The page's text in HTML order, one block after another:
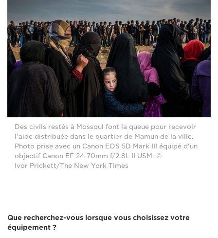
Des civils restés à Mossoul font la queue pour recevoir
l'aide distribuée dans le quartier de Mamun de la ville.
Photo prise avec un Canon EOS 5D Mark III équipé d'un
objectif Canon EF 24-70mm f/2.8L II USM. ©
Ivor Prickett/The New York Times
Que recherchez-vous lorsque vous choisissez votre
équipement ?